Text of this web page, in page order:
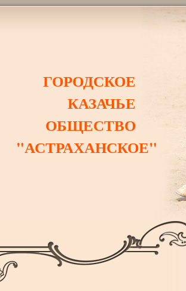
ГОРОДСКОЕ
КАЗАЧЬЕ
ОБЩЕСТВО
"АСТРАХАНСКОЕ"